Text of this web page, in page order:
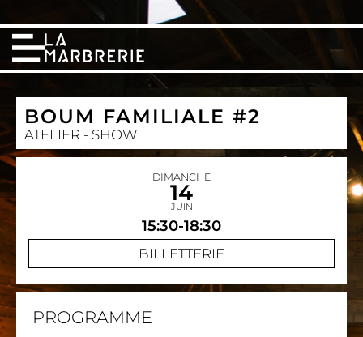
BOUM FAMILIALE #2
ATELIER - SHOW
DIMANCHE
14
JUIN
15:30-18:30
BILLETTERIE
PROGRAMME